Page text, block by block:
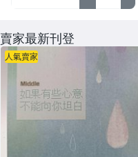
✈攝影╱戲劇
✈繪本╱畫冊
▌傳記 ▌珍本 ▌黑膠 ▌
✈傳記
✈古書善本
✈黑膠╱雷射影碟
賣家最新刊登
人氣賣家